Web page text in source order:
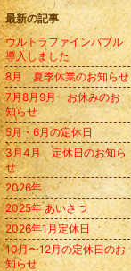
最新の記事
ウルトラファインバブル
導入しました
8月 夏季休業のお知らせ
7月8月9月 お休みのお
知らせ
5月・6月の定休日
3月4月 定休日のお知ら
せ
2026年
2025年 あいさつ
2026年1月定休日
10月〜12月の定休日のお
知らせ